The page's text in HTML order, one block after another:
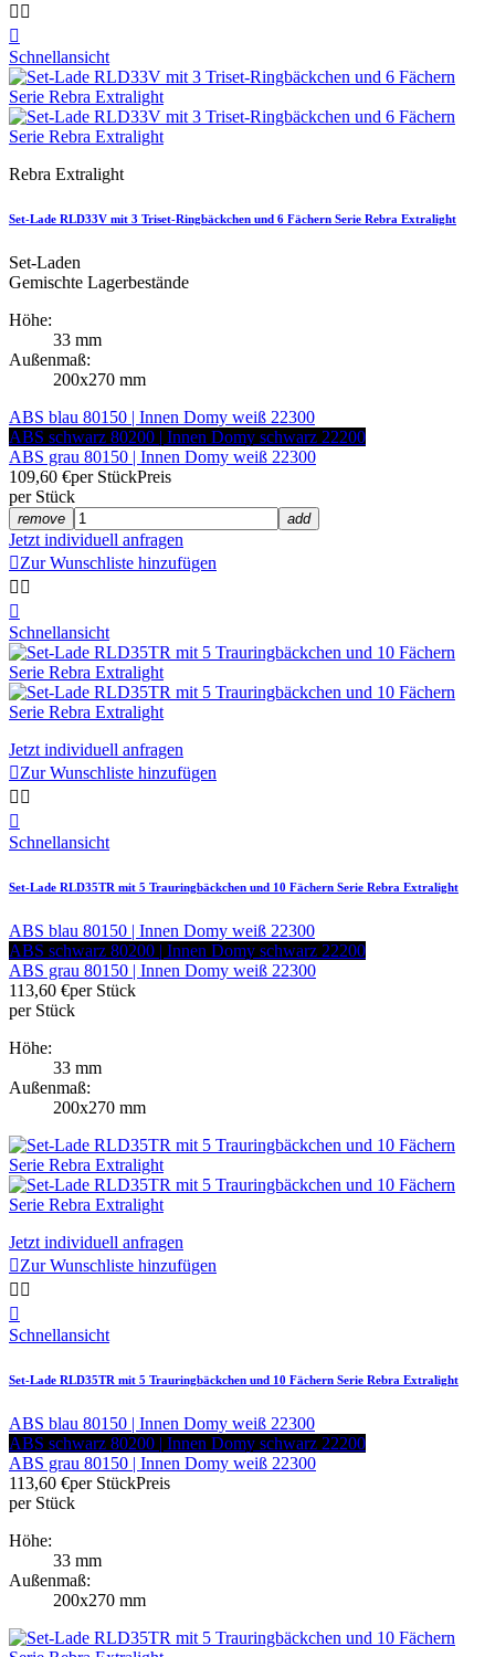
 

Schnellansicht
Rebra Extralight
Set-Lade RLD33V mit 3 Triset-Ringbäckchen und 6 Fächern Serie Rebra Extralight
Set-Laden
Gemischte Lagerbestände
Höhe:
33 mm
Außenmaß:
200x270 mm
ABS blau 80150 | Innen Domy weiß 22300
ABS schwarz 80200 | Innen Domy schwarz 22200
ABS grau 80150 | Innen Domy weiß 22300
109,60 €per StückPreis
per Stück
remove add
Jetzt individuell anfragen
Zur Wunschliste hinzufügen
 

Schnellansicht
Jetzt individuell anfragen
Zur Wunschliste hinzufügen
 

Schnellansicht
Set-Lade RLD35TR mit 5 Trauringbäckchen und 10 Fächern Serie Rebra Extralight
ABS blau 80150 | Innen Domy weiß 22300
ABS schwarz 80200 | Innen Domy schwarz 22200
ABS grau 80150 | Innen Domy weiß 22300
113,60 €per Stück
per Stück
Höhe:
33 mm
Außenmaß:
200x270 mm
Jetzt individuell anfragen
Zur Wunschliste hinzufügen
 

Schnellansicht
Set-Lade RLD35TR mit 5 Trauringbäckchen und 10 Fächern Serie Rebra Extralight
ABS blau 80150 | Innen Domy weiß 22300
ABS schwarz 80200 | Innen Domy schwarz 22200
ABS grau 80150 | Innen Domy weiß 22300
113,60 €per StückPreis
per Stück
Höhe:
33 mm
Außenmaß:
200x270 mm